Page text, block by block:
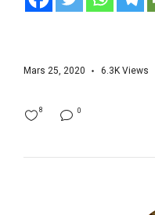
Mars 25, 2020 6.3K Views
0
8